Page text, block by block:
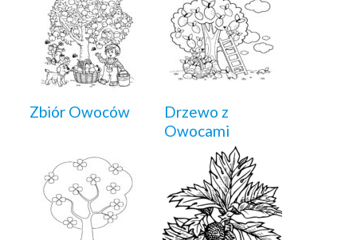
Zbiór Owoców
Drzewo z
Owocami